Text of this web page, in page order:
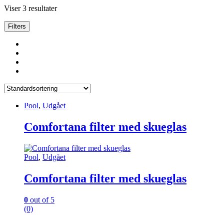
Viser 3 resultater
Filters
Pool, Udgået
Comfortana filter med skueglas
Pool, Udgået
Comfortana filter med skueglas
0 out of 5
(0)